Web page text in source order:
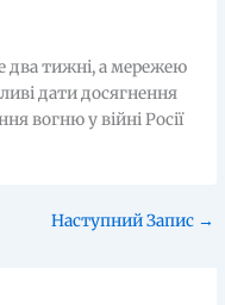
два тижні, а мережею
дати досягнення
вогню у війні Росії
Наступний Запис →